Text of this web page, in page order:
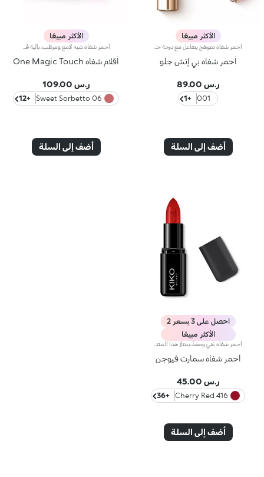
الأكثر مبيعًا
أحمر شفاه بي إتش جلو
ر.س 89.00
001
+1
أضف إلى السلة
الأكثر مبيعًا
أقلام شفاه One Magic Touch
ر.س 109.00
06 Sweet Sorbetto
+12
أضف إلى السلة
احصل على 3 بسعر 2
الأكثر مبيعًا
أحمر شفاه سمارت فيوجن
ر.س 45.00
416 Cherry Red
+36
أضف إلى السلة